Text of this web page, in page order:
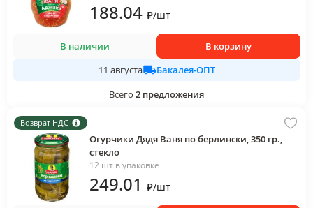
188.04 ₽/шт
В наличии
В корзину
11 августа
Бакалея-ОПТ
Всего 2 предложения
Возврат НДС
Огурчики Дядя Ваня по берлински, 350 гр.,
стекло
12 шт в упаковке
249.01 ₽/шт